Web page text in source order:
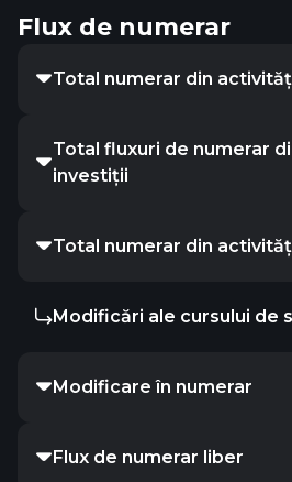
Flux de numerar
Total numerar din
Total fluxuri de numerar
investiții
Total numerar din
Modificări ale cursului de
Modificare în numerar
Flux de numerar liber